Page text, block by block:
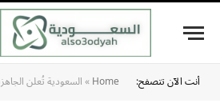
أنت الآن تتصفح: Home
»السعودية تُعلن الجاهزية